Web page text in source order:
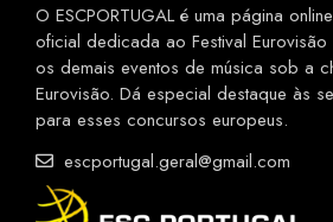
O ESCPORTUGAL é uma página
oficial dedicada ao Festival
os demais eventos de música sob a
Eurovisão. Dá especial destaque às
para esses concursos europeus.
escportugal.geral@gmail.com